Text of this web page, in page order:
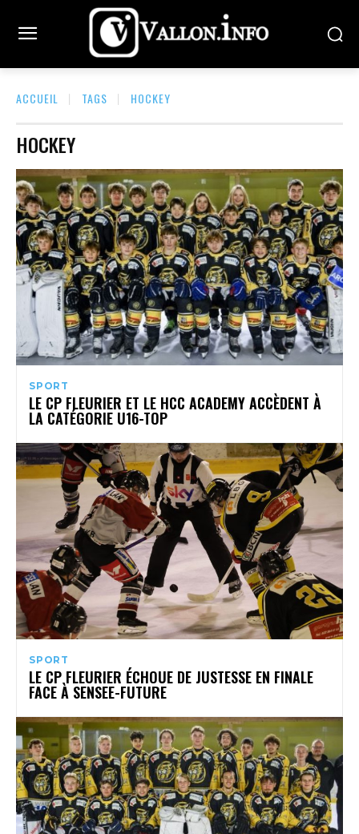
ACCUEIL TAGS HOCKEY
HOCKEY
SPORT
LE CP FLEURIER ET LE HCC ACADEMY ACCÈDENT À
LA CATÉGORIE U16-TOP
SPORT
LE CP FLEURIER ÉCHOUE DE JUSTESSE EN FINALE
FACE À SENSEE-FUTURE